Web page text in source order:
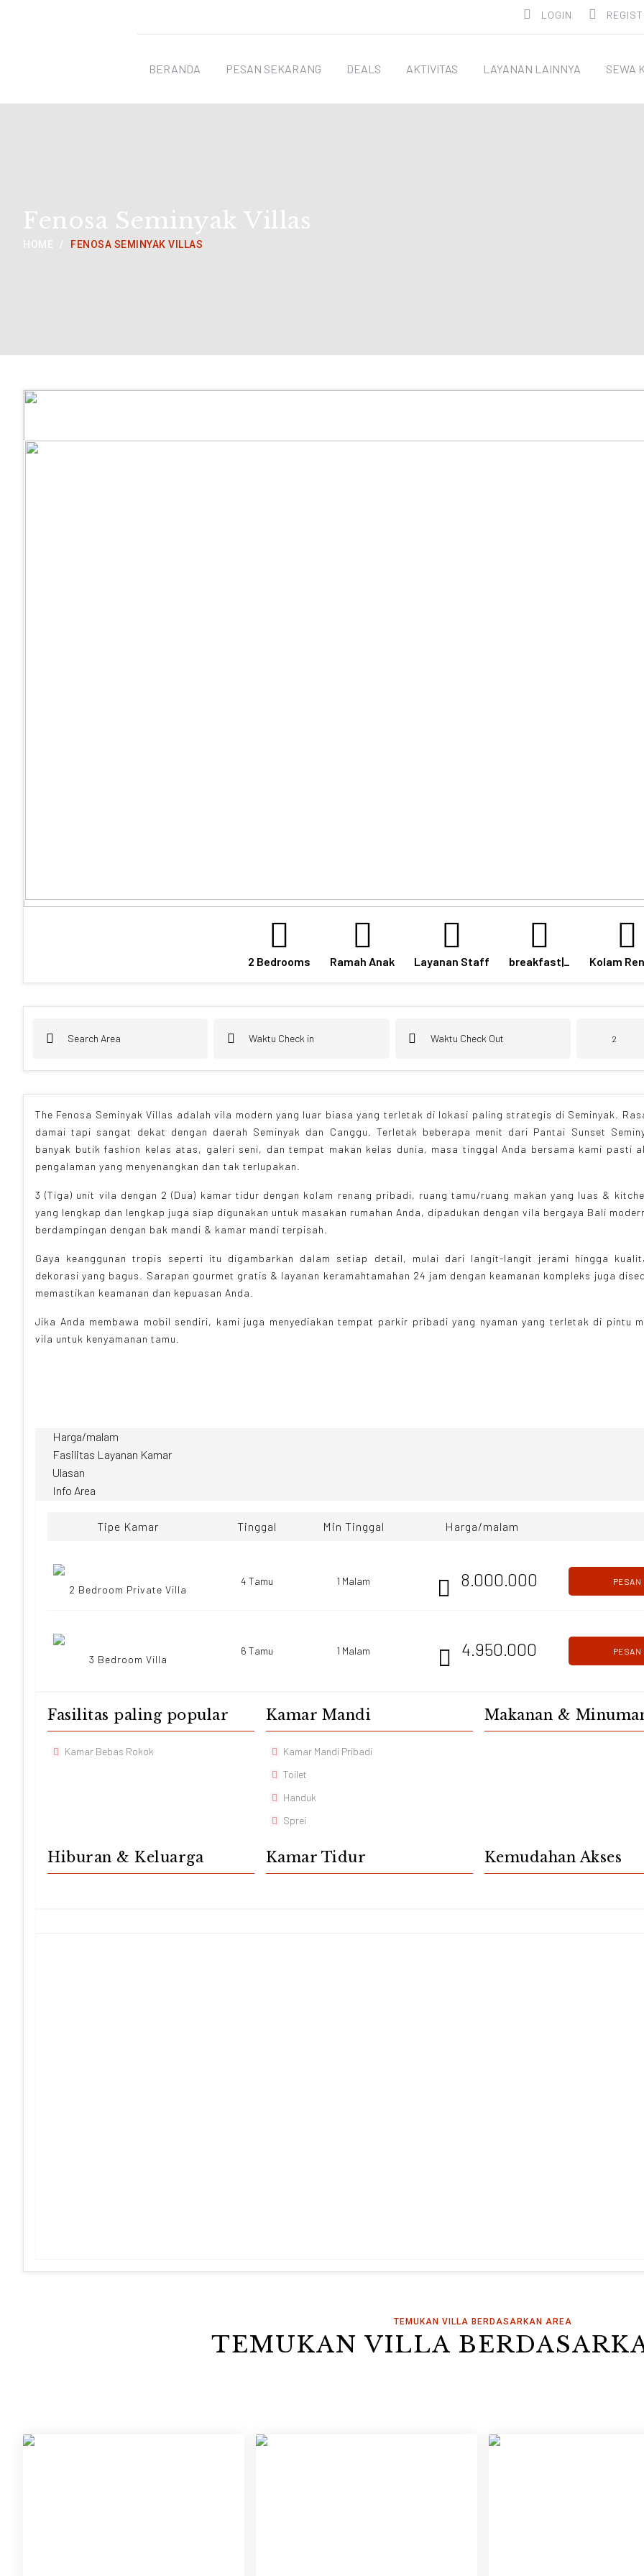
LOGIN
BERANDA PESAN SEKARANG DEALS AKTIVITAS LAYANAN LAINNYA SEWA
Fenosa Seminyak Villas
HOME FENOSA SEMINYAK VILLAS
2 Bedrooms Ramah Anak Layanan Staff breakfast|_ Kolam
The Fenosa Seminyak Villas adalah vila modern yang luar biasa yang terletak di lokasi paling strategis di Seminyak.
damai tapi sangat dekat dengan daerah Seminyak dan Canggu. Terletak beberapa menit dari Pantai Sunset
banyak butik fashion kelas atas, galeri seni, dan tempat makan kelas dunia, masa tinggal Anda bersama kami pasti
pengalaman yang menyenangkan dan tak terlupakan.
3 (Tiga) unit vila dengan 2 (Dua) kamar tidur dengan kolam renang pribadi, ruang tamu/ruang makan yang luas &
yang lengkap dan lengkap juga siap digunakan untuk masakan rumahan Anda, dipadukan dengan vila bergaya Bali
berdampingan dengan bak mandi & kamar mandi terpisah.
Gaya keanggunan tropis seperti itu digambarkan dalam setiap detail, mulai dari langit-langit jerami hingga
dekorasi yang bagus. Sarapan gourmet gratis & layanan keramahtamahan 24 jam dengan keamanan kompleks juga
memastikan keamanan dan kepuasan Anda.
Jika Anda membawa mobil sendiri, kami juga menyediakan tempat parkir pribadi yang nyaman yang terletak di pintu
vila untuk kenyamanan tamu.
Harga/malam
Fasilitas Layanan Kamar
Ulasan
Info Area
Tipe Kamar Tinggal Min Tinggal Harga/malam
2 Bedroom Private Villa
4 Tamu 1 Malam 8.000.000
PESAN
3 Bedroom Villa
6 Tamu 1 Malam 4.950.000
PESAN
Fasilitas paling popular
Kamar Bebas Rokok
Kamar Mandi
Kamar Mandi Pribadi
Toilet
Handuk
Sprei
Makanan &
Hiburan & Keluarga Kamar Tidur Kemudahan Akses
TEMUKAN VILLA BERDASARKAN AREA
TEMUKAN VILLA